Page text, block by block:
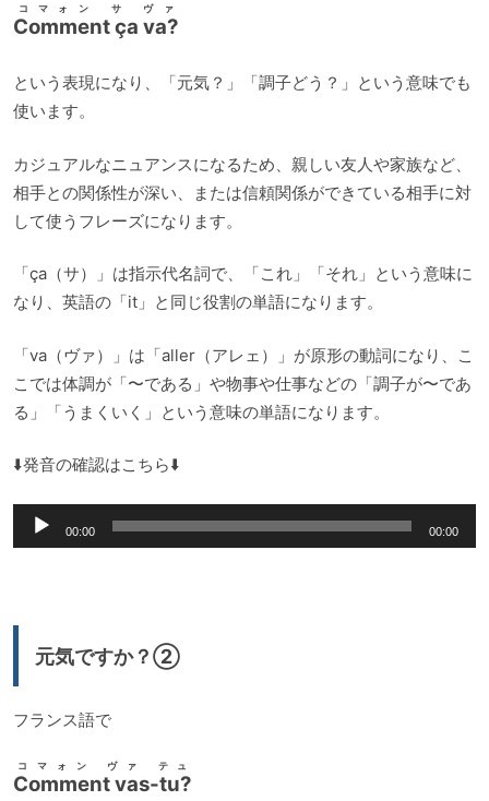
Comment ça va?
コマォン サ ヴァ
という表現になり、「元気？」「調子どう？」という意味でも
使います。
カジュアルなニュアンスになるため、親しい友人や家族など、
相手との関係性が深い、または信頼関係ができている相手に対
して使うフレーズになります。
「ça（サ）」は指示代名詞で、「これ」「それ」という意味に
なり、英語の「it」と同じ役割の単語になります。
「va（ヴァ）」は「aller（アレェ）」が原形の動詞になり、こ
こでは体調が「〜である」や物事や仕事などの「調子が〜であ
る」「うまくいく」という意味の単語になります。
⬇️発音の確認はこちら⬇️
声
00:00 00:00
元気ですか？②
フランス語で
Comment vas-tu?
コマォン ヴァ テュ